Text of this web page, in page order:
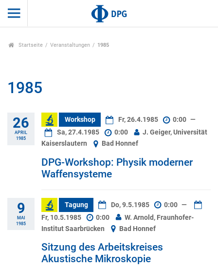
Startseite Veranstaltungen 1985
1985
26
APRIL
1985
Workshop Fr, 26.4.1985 0:00 —
Sa, 27.4.1985
0:00
J. Geiger, Universität
Kaiserslautern
Bad Honnef
DPG-Workshop: Physik moderner
Waffensysteme
9
MAI
1985
Tagung Do, 9.5.1985 0:00 —
Fr, 10.5.1985
0:00
W. Arnold, Fraunhofer-
Institut Saarbrücken
Bad Honnef
Sitzung des Arbeitskreises
Akustische Mikroskopie